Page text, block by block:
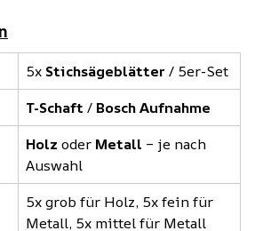
5x Stichsägeblätter / 5er-Set
T-Schaft /Bosch Aufnahme
Holz oder Metall – je nach
Auswahl
5x grob für Holz, 5x fein für
Metall, 5x mittel für Metall